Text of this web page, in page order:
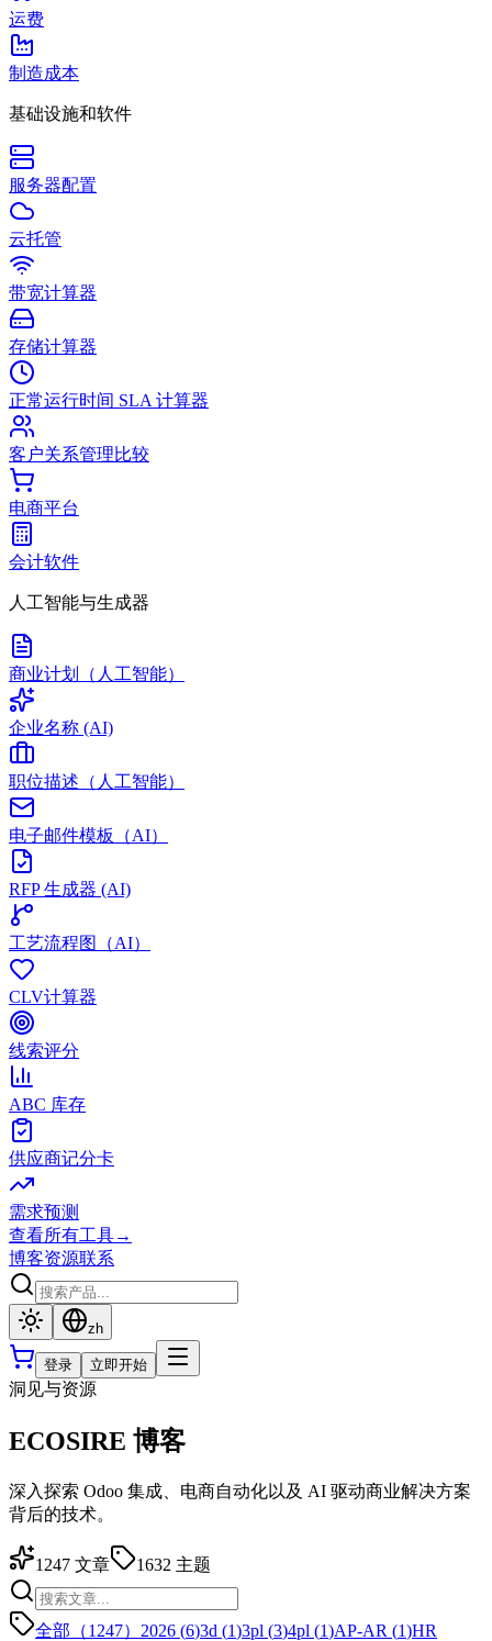
运费
制造成本
基础设施和软件
服务器配置
云托管
带宽计算器
存储计算器
正常运行时间 SLA 计算器
客户关系管理比较
电商平台
会计软件
人工智能与生成器
商业计划（人工智能）
企业名称 (AI)
职位描述（人工智能）
电子邮件模板（AI）
RFP 生成器 (AI)
工艺流程图（AI）
CLV计算器
线索评分
ABC 库存
供应商记分卡
需求预测
查看所有工具→
博客资源联系
zh
登录 立即开始
洞见与资源
ECOSIRE 博客
深入探索 Odoo 集成、电商自动化以及 AI 驱动商业解决方案
背后的技术。
1247 文章 1632 主题
全部（1247） 2026 (6)3d (1)3pl (3)4pl (1)AP-AR (1)HR